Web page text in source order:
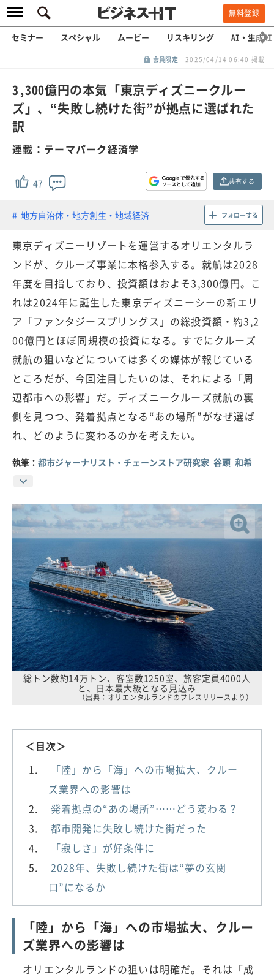
無料登録
セミナー スペシャル ムービー リスキリング AI・生成AI
会員限定 2025/04/14 06:40 掲載
3,300億円の本気「東京ディズニークルー
ズ」、“失敗し続けた街”が拠点に選ばれた
訳
連載：テーマパーク経済学
47 共有する
地方自治体・地方創生・地域経済 フォローする
東京ディズニーリゾートを運営するオリエンタルラ
ンドが、クルーズ事業に本格参入する。就航は2028
年度を目指しており、投資額はおよそ3,300億円。こ
れは2024年に誕生した東京ディズニーシーの新エリ
ア「ファンタジースプリングス」の総投資額・約3,2
00億円とほぼ同規模の投資になる。すでにクルーズ
就航の狙いなどについては多くの媒体が報じている
ところだが、今回注目したいのは、それによる「周
辺都市への影響」だ。ディズニークルーズ就航の裏
側を見つつ、発着拠点となる“あの場所”がなぜ選ば
れ、どのように変わるのかを考えたい。
執筆： 都市ジャーナリスト・チェーンストア研究家 谷頭 和希
総トン数約14万トン、客室数1250室、旅客定員4000人
と、日本最大級となる見込み
（出典：オリエンタルランドのプレスリリースより）
＜目次＞
「陸」から「海」への市場拡大、クルー
ズ業界への影響は
発着拠点の“あの場所”……どう変わる？
都市開発に失敗し続けた街だった
「寂しさ」が好条件に
2028年、失敗し続けた街は“夢の玄関
口”になるか
「陸」から「海」への市場拡大、クルー
ズ業界への影響は
オリエンタルランドの狙いは明確だ。それは「成